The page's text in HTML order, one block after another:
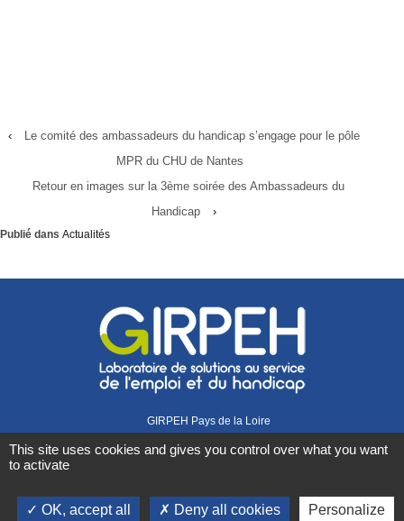
‹
Le comité des ambassadeurs du handicap s’engage pour le pôle
MPR du CHU de Nantes
Retour en images sur la 3ème soirée des Ambassadeurs du
Handicap
›
Publié dans Actualités
GIRPEH Pays de la Loire
44000 Nantes
Retrouvez-nous sur
This site uses cookies and gives you control over what you want
to activate
OK, accept all Deny all cookies Personalize